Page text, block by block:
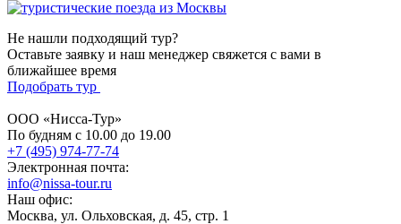
Не нашли подходящий тур?
Оставьте заявку и наш менеджер свяжется с вами в
ближайшее время
Подобрать тур
ООО «Нисса-Тур»
По будням с 10.00 до 19.00
+7 (495) 974-77-74
Электронная почта:
info@nissa-tour.ru
Наш офис:
Москва, ул. Ольховская, д. 45, стр. 1